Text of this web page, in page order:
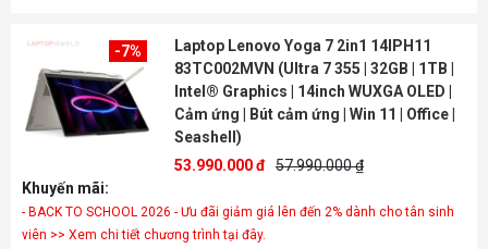
-7%
Laptop Lenovo Yoga 7 2in1 14IPH11
83TC002MVN (Ultra 7 355 | 32GB | 1TB |
Intel® Graphics | 14inch WUXGA OLED |
Cảm ứng | Bút cảm ứng | Win 11 | Office |
Seashell)
53.990.000 đ 57.990.000 ₫
Khuyến mãi:
- BACK TO SCHOOL 2026 - Ưu đãi giảm giá lên đến 2% dành cho tân sinh
viên >> Xem chi tiết chương trình tại đây.